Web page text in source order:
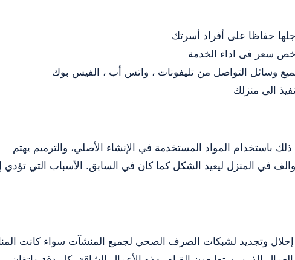
حفاظا على أفراد أسرتك
سعر فى اداء الخدمة
وسائل التواصل من تليفونات ، واتس أب ، الفيس بوك
الى منزلك
باستخدام المواد المستخدمة في الإنشاء الأصلي، والترميم يهتم
في المنزل ليعيد الشكل كما كان في السابق. الأسباب التي تؤدي
إحلال وتجديد لشبكات الصرف الصحي لجميع المنشآت سواء كانت